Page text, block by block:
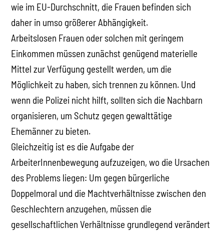
wie im EU-Durchschnitt, die Frauen befinden sich
daher in umso größerer Abhängigkeit.
Arbeitslosen Frauen oder solchen mit geringem
Einkommen müssen zunächst genügend materielle
Mittel zur Verfügung gestellt werden, um die
Möglichkeit zu haben, sich trennen zu können. Und
wenn die Polizei nicht hilft, sollten sich die Nachbarn
organisieren, um Schutz gegen gewalttätige
Ehemänner zu bieten.
Gleichzeitig ist es die Aufgabe der
ArbeiterInnenbewegung aufzuzeigen, wo die Ursachen
des Problems liegen: Um gegen bürgerliche
Doppelmoral und die Machtverhältnisse zwischen den
Geschlechtern anzugehen, müssen die
gesellschaftlichen Verhältnisse grundlegend verändert